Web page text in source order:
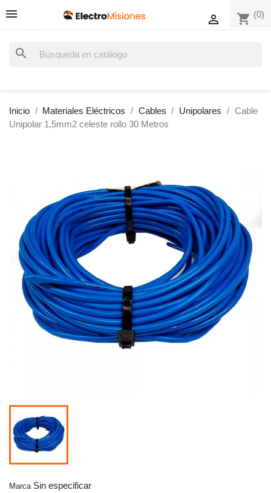
shopping_cart (0)

search
Inicio Materiales Eléctricos Cables Unipolares
Cable
Unipolar 1,5mm2 celeste rollo 30 Metros
Marca Sin especificar